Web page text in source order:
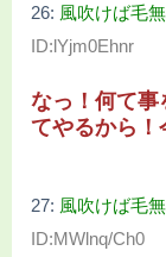
26: 風吹けば毛
ID:lYjm0Ehnr
なっ！何て事
てやるから！
27: 風吹けば毛
ID:MWlnq/Ch0